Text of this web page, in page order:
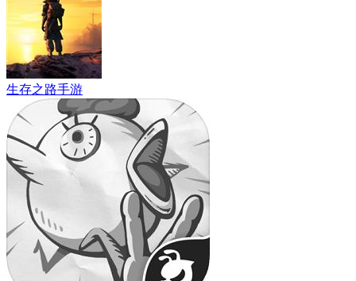
生存之路手游